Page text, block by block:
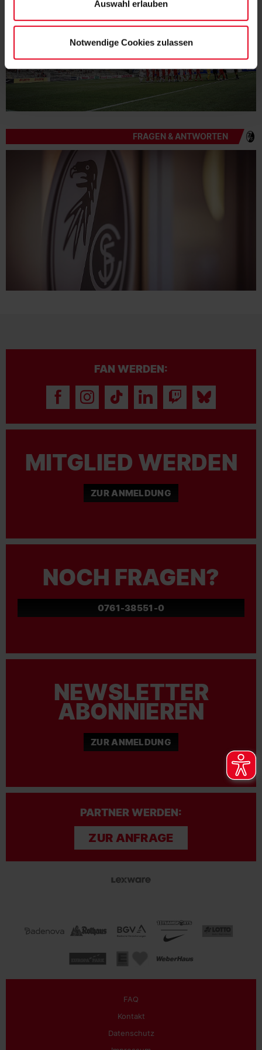
Auswahl erlauben
Notwendige Cookies zulassen
FRAGEN & ANTWORTEN
FAN WERDEN:
MITGLIED WERDEN
ZUR ANMELDUNG
NOCH FRAGEN?
0761-38551-0
NEWSLETTER
ABONNIEREN
ZUR ANMELDUNG
PARTNER WERDEN:
ZUR ANFRAGE
FAQ
Kontakt
Datenschutz